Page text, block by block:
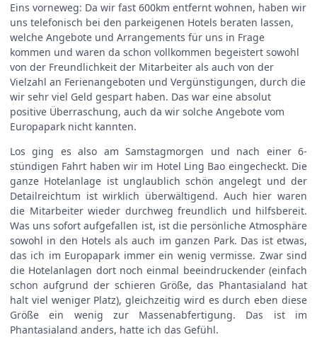
Eins vorneweg: Da wir fast 600km entfernt wohnen, haben wir
uns telefonisch bei den parkeigenen Hotels beraten lassen,
welche Angebote und Arrangements für uns in Frage
kommen und waren da schon vollkommen begeistert sowohl
von der Freundlichkeit der Mitarbeiter als auch von der
Vielzahl an Ferienangeboten und Vergünstigungen, durch die
wir sehr viel Geld gespart haben. Das war eine absolut
positive Überraschung, auch da wir solche Angebote vom
Europapark nicht kannten.
Los ging es also am Samstagmorgen und nach einer 6-
stündigen Fahrt haben wir im Hotel Ling Bao eingecheckt. Die
ganze Hotelanlage ist unglaublich schön angelegt und der
Detailreichtum ist wirklich überwältigend. Auch hier waren
die Mitarbeiter wieder durchweg freundlich und hilfsbereit.
Was uns sofort aufgefallen ist, ist die persönliche Atmosphäre
sowohl in den Hotels als auch im ganzen Park. Das ist etwas,
das ich im Europapark immer ein wenig vermisse. Zwar sind
die Hotelanlagen dort noch einmal beeindruckender (einfach
schon aufgrund der schieren Größe, das Phantasialand hat
halt viel weniger Platz), gleichzeitig wird es durch eben diese
Größe ein wenig zur Massenabfertigung. Das ist im
Phantasialand anders, hatte ich das Gefühl.